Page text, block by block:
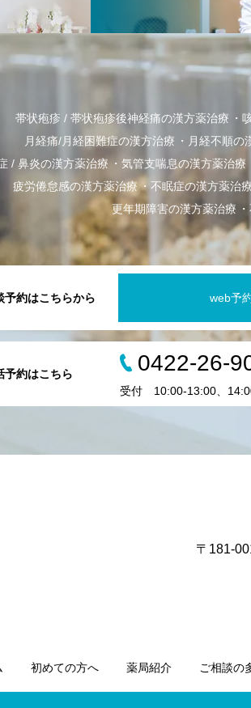
帯状疱疹 / 帯状疱疹後神経痛の漢方薬治療
月経痛/月経困難症の漢方治療
月経不順の
/ 鼻炎の漢方薬治療
気管支喘息の漢方薬治療
疲労倦怠感の漢方薬治療
不眠症の漢方薬治療
更年期障害の漢方薬治療
予約はこちらから web予
予約はこちら 0422-26-
受付 10:00-13:00、
〒181-
初めての方へ 薬局紹介 ご相談の